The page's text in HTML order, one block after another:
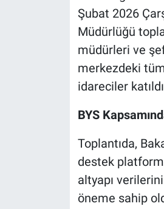
Şubat 2026
Müdürlüğü
müdürleri ve
merkezdeki
idareciler
BYS
Toplantıda,
destek
altyapı
öneme sahip